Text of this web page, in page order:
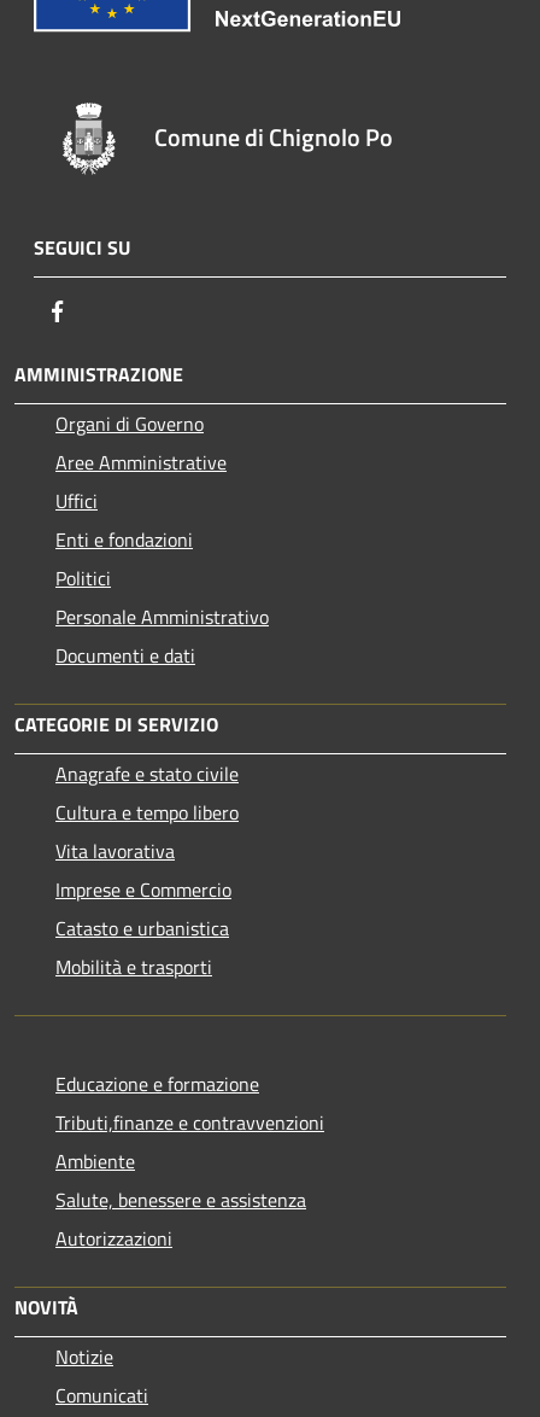
Comune di Chignolo Po
SEGUICI SU
AMMINISTRAZIONE
Organi di Governo
Aree Amministrative
Uffici
Enti e fondazioni
Politici
Personale Amministrativo
Documenti e dati
CATEGORIE DI SERVIZIO
Anagrafe e stato civile
Cultura e tempo libero
Vita lavorativa
Imprese e Commercio
Catasto e urbanistica
Mobilità e trasporti
Educazione e formazione
Tributi,finanze e contravvenzioni
Ambiente
Salute, benessere e assistenza
Autorizzazioni
NOVITÀ
Notizie
Comunicati